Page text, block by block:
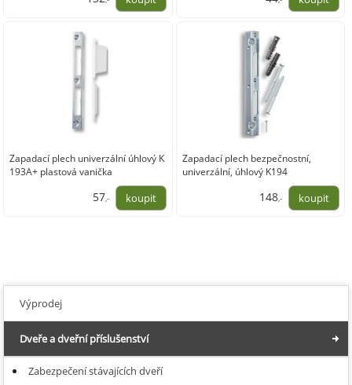
Zapadací plech univerzální úhlový K
193A+ plastová vanička
57,-
Zapadací plech bezpečnostní,
univerzální, úhlový K194
148,-
Výprodej
Dveře a dveřní příslušenství
Zabezpečení stávajících dveří